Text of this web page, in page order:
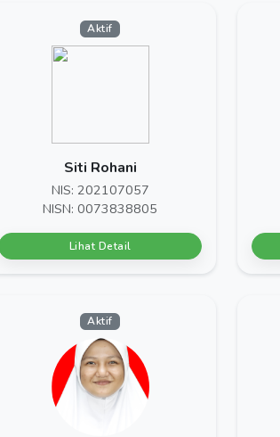
Aktif
Siti Rohani
NIS: 202107057
NISN: 0073838805
Lihat Detail
Aktif